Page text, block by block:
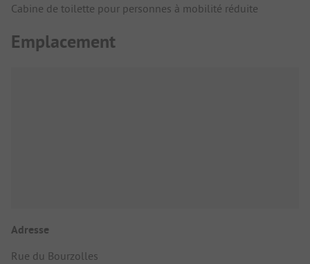
Cabine de toilette pour personnes à mobilité réduite
Emplacement
Adresse
Rue du Bourzolles